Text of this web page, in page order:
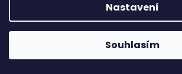
Nastavení
Souhlasím